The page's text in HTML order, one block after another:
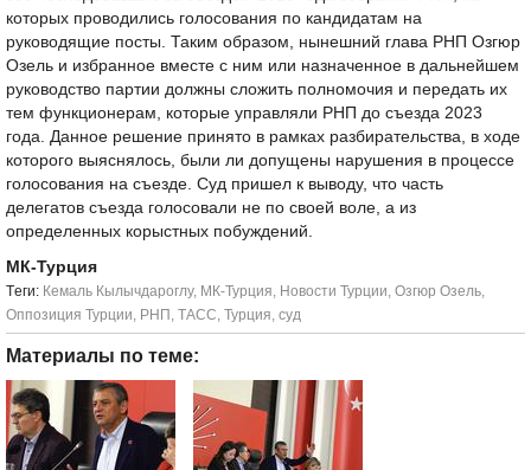
которых проводились голосования по кандидатам на
руководящие посты. Таким образом, нынешний глава РНП Озгюр
Озель и избранное вместе с ним или назначенное в дальнейшем
руководство партии должны сложить полномочия и передать их
тем функционерам, которые управляли РНП до съезда 2023
года. Данное решение принято в рамках разбирательства, в ходе
которого выяснялось, были ли допущены нарушения в процессе
голосования на съезде. Суд пришел к выводу, что часть
делегатов съезда голосовали не по своей воле, а из
определенных корыстных побуждений.
МК-Турция
Tеги: Кемаль Кылычдароглу, МК-Турция, Новости Турции, Озгюр Озель,
Оппозиция Турции, РНП , ТАСС, Турция, суд
Материалы по теме: